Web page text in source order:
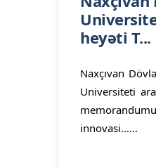
heyəti T...
Naxçıvan
Universiteti
innovasi......